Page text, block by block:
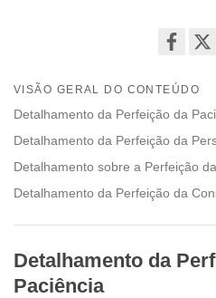
on
facebook
VISÃO GERAL DO CONTEÚDO
Detalhamento da Perfeição da
Detalhamento da Perfeição da
Detalhamento sobre a Perfeição
Detalhamento da Perfeição da
Detalhamento da
Paciência